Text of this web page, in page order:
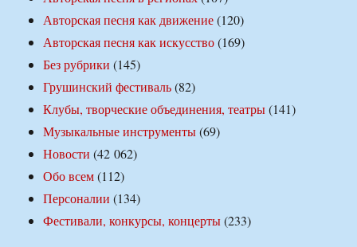
Авторская песня как движение(120)
Авторская песня как искусство(169)
Без рубрики (145)
Грушинский фестиваль(82)
Клубы, творческие объединения, театры(141)
Музыкальные инструменты(69)
Новости (42 062)
Обо всем(112)
Персоналии (134)
Фестивали, конкурсы, концерты(233)